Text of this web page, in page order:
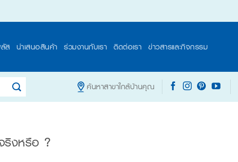
ส นำเสนอสินค้า ร่วมงานกับเรา ติดต่อเรา ข่าวสารและกิจกรรม
ค้นหาสาขาใกล้บ้านคุณ
ริงหรือ ?